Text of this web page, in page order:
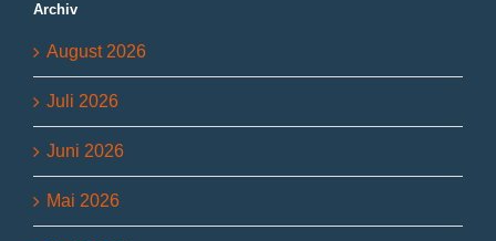
Archiv
August 2026
Juli 2026
Juni 2026
Mai 2026